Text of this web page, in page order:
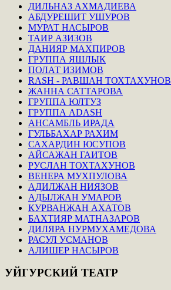
ДИЛЬНАЗ АХМАДИЕВА
АБДУРЕШИТ УШУРОВ
МУРАТ НАСЫРОВ
ТАИР АЗИЗОВ
ДАНИЯР МАХПИРОВ
ГРУППА ЯШЛЫК
ПОЛАТ ИЗИМОВ
RASH - РАВШАН ТОХТАХУНОВ
ЖАННА САТТАРОВА
ГРУППА ЮЛТУЗ
ГРУППА ADASH
АНСАМБЛЬ ИРАДА
ГУЛЬБАХАР РАХИМ
САХАРДИН ЮСУПОВ
АЙСАЖАН ГАИТОВ
РУСЛАН ТОХТАХУНОВ
ВЕНЕРА МУХПУЛОВА
АДИЛЖАН НИЯЗОВ
АДЫЛЖАН УМАРОВ
КУРВАНЖАН АХАТОВ
БАХТИЯР МАТНАЗАРОВ
ДИЛЯРА НУРМУХАМЕДОВА
РАСУЛ УСМАНОВ
АЛИШЕР НАСЫРОВ
УЙГУРСКИЙ ТЕАТР